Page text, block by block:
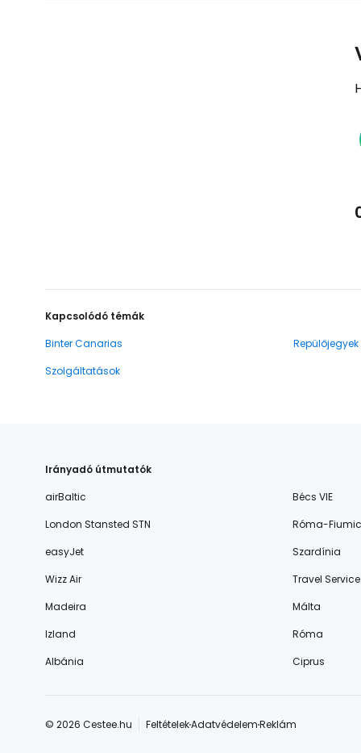
Kapcsolódó témák
Binter Canarias
Repülőjegyek
Szolgáltatások
Irányadó útmutatók
airBaltic
Bécs VIE
London Stansted STN
Róma-
easyJet
Szardínia
Wizz Air
Travel Service
Madeira
Málta
Izland
Róma
Albánia
Ciprus
© 2026 Cestee.hu FeltételekAdatvédelemReklám